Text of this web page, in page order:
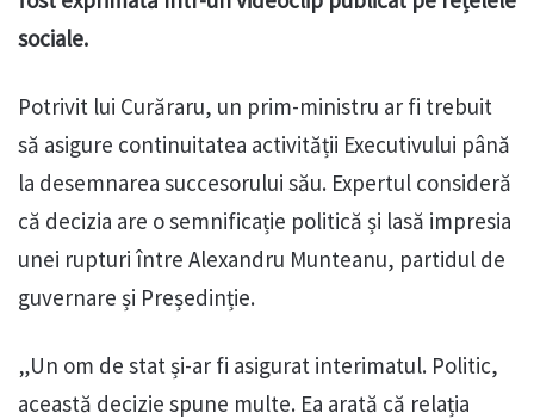
sociale.
Potrivit lui Curăraru, un prim-ministru ar fi trebuit
să asigure continuitatea activității Executivului până
la desemnarea succesorului său. Expertul consideră
că decizia are o semnificație politică și lasă impresia
unei rupturi între Alexandru Munteanu, partidul de
guvernare și Președinție.
„Un om de stat și-ar fi asigurat interimatul. Politic,
această decizie spune multe. Ea arată că relația